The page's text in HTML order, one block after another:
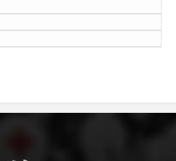
ВОДНО
ПРИ КАТАСТРОФИ